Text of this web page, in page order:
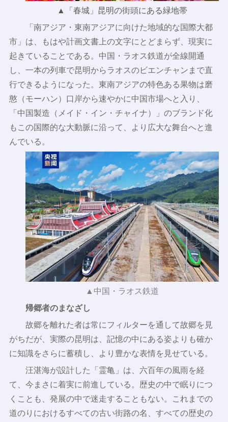
▲「春城」昆明の街頭にある緑地帯
「南アジア・東南アジアに向けた地域的な国際大都
市」は、もはや計画文書上の文字にとどまらず、現実に
起きていることである。中国・ラオス鉄道が全線開通
し、一本の列車で昆明からラオスのビエンチャンまで直
行できるようになった。東南アジアの特色ある果物は磨
憨（モーハン）口岸から速やかに中国市場へと入り、
「中国製造（メイド・イン・チャイナ）」のブランド化
もこの国際的な大動脈に沿って、より広大な舞台へと進
んでいる。
▲中国・ラオス鉄道
帰郷者のまなざし
故郷を離れた者は常にフィルターを通して故郷を見
がちだが、実際の昆明は、記憶の中にある姿よりも確か
に知識をさらに蓄積し、より豊かな表情を見せている。
汪湛海が設計した「霊亀」は、六百年の風雨を経
て、今まさに着実に前進している。歴史の中で眠りにつ
くことも、発展の中で迷走することもない。これまでの
道のりにおけるすべての古い街路の名、すべての歴史の